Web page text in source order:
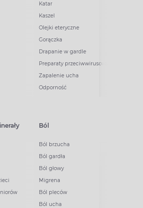
Katar
Kaszel
Olejki eteryczne
Gorączka
Drapanie w gardle
Preparaty przeciwwirusowe
Zapalenie ucha
Odporność
Ból
Ból brzucha
Ból gardła
Ból głowy
Migrena
Ból pleców
Ból ucha